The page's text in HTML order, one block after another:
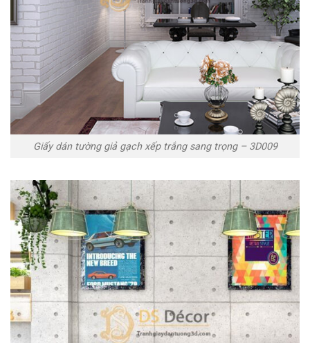
Giấy dán tường giả gạch xếp trắng sang trọng – 3D009